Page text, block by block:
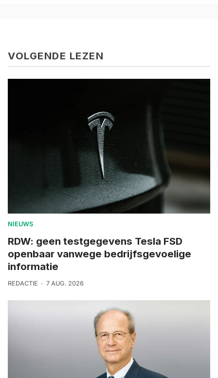
VOLGENDE LEZEN
NIEUWS
RDW: geen testgegevens Tesla FSD
openbaar vanwege bedrijfsgevoelige
informatie
REDACTIE 7 AUG. 2026